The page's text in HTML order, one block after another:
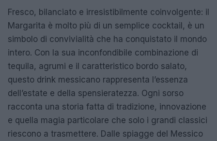
Fresco, bilanciato e irresistibilmente coinvolgente: il
Margarita è molto più di un semplice cocktail, è un
simbolo di convivialità che ha conquistato il mondo
intero. Con la sua inconfondibile combinazione di
tequila, agrumi e il caratteristico bordo salato,
questo drink messicano rappresenta l’essenza
dell’estate e della spensieratezza. Ogni sorso
racconta una storia fatta di tradizione, innovazione
e quella magia particolare che solo i grandi classici
riescono a trasmettere. Dalle spiagge del Messico